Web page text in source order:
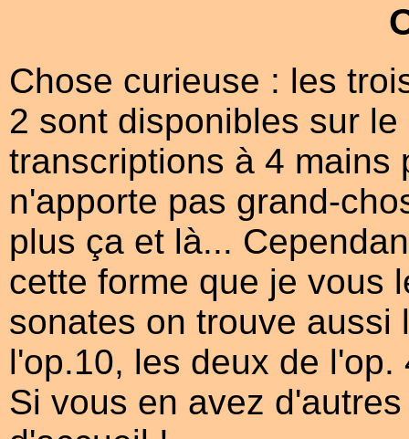
Chose curieuse : les
2 sont disponibles sur
transcriptions à 4 mains
n'apporte pas grand-
plus ça et là...
cette forme que je vous
sonates on trouve aussi
l'op.10, les deux de
Si vous en avez